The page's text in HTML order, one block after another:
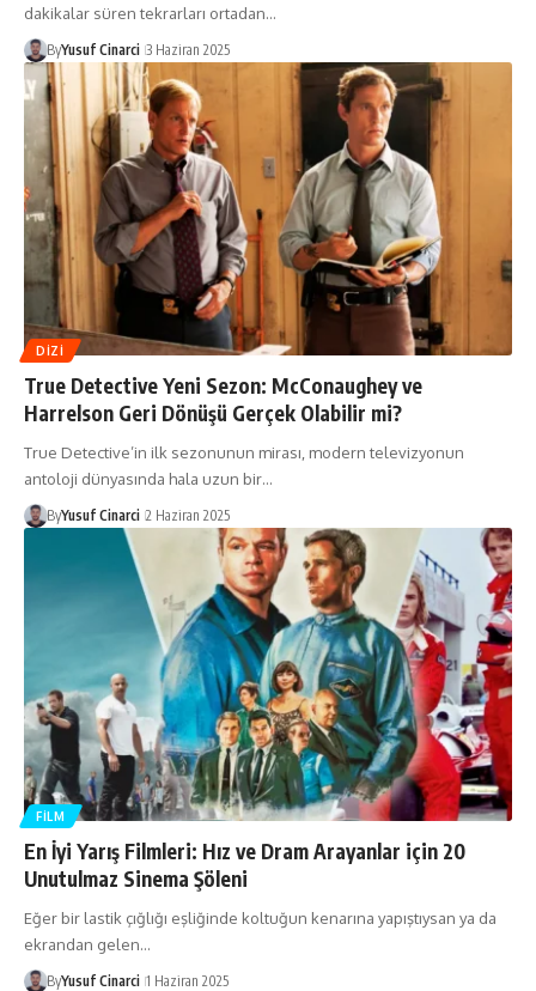
dakikalar süren tekrarları ortadan…
ByYusuf Cinarci 3 Haziran 2025
DIZI
True Detective Yeni Sezon: McConaughey ve
Harrelson Geri Dönüşü Gerçek Olabilir mi?
True Detective’in ilk sezonunun mirası, modern televizyonun
antoloji dünyasında hala uzun bir…
ByYusuf Cinarci 2 Haziran 2025
FILM
En İyi Yarış Filmleri: Hız ve Dram Arayanlar için 20
Unutulmaz Sinema Şöleni
Eğer bir lastik çığlığı eşliğinde koltuğun kenarına yapıştıysan ya da
ekrandan gelen…
ByYusuf Cinarci 1 Haziran 2025